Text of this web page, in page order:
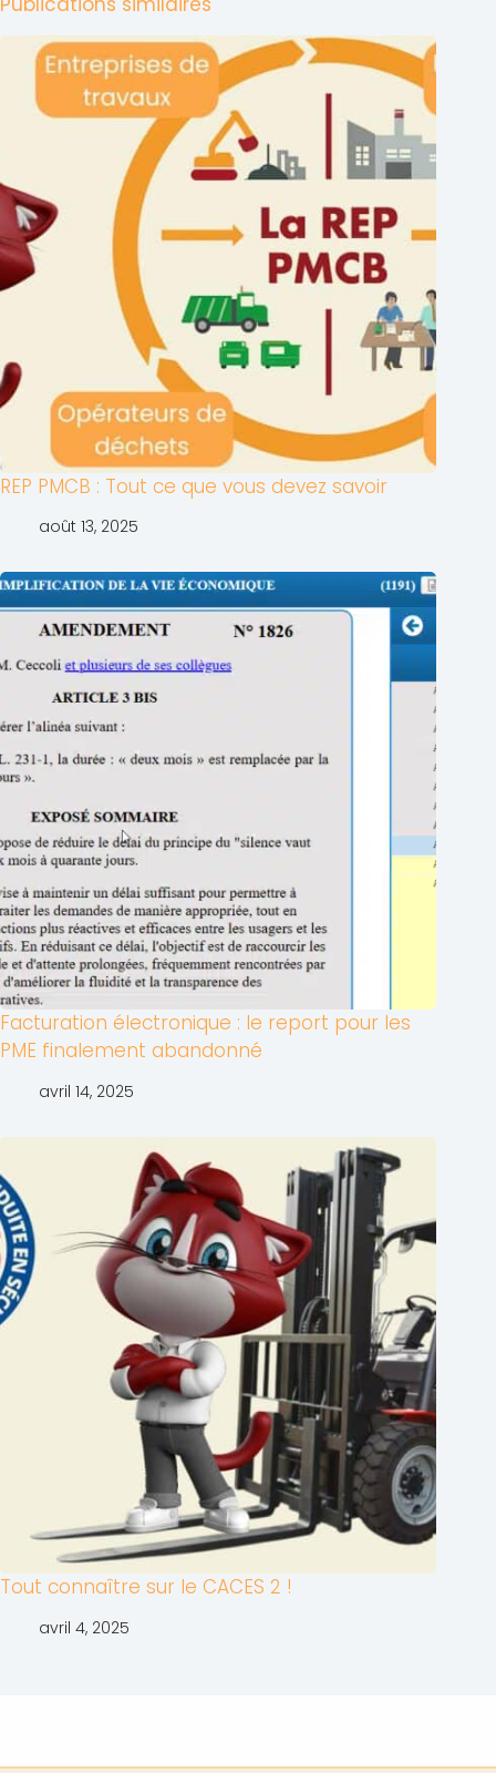
REP PMCB : Tout ce que vous devez savoir
août 13, 2025
Facturation électronique : le report pour les
PME finalement abandonné
avril 14, 2025
Tout connaître sur le CACES 2 !
avril 4, 2025